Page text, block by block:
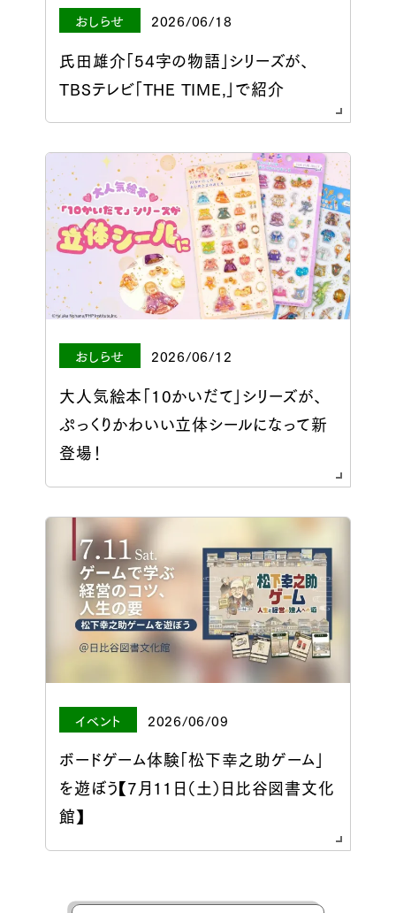
おしらせ 2026/06/18
氏田雄介「54字の物語」シリーズが、
TBSテレビ「THE TIME,」で紹介
おしらせ 2026/06/12
大人気絵本「10かいだて」シリーズが、
ぷっくりかわいい立体シールになって新
登場！
イベント 2026/06/09
ボードゲーム体験「松下幸之助ゲーム」
を遊ぼう【7月11日（土）日比谷図書文化
館】